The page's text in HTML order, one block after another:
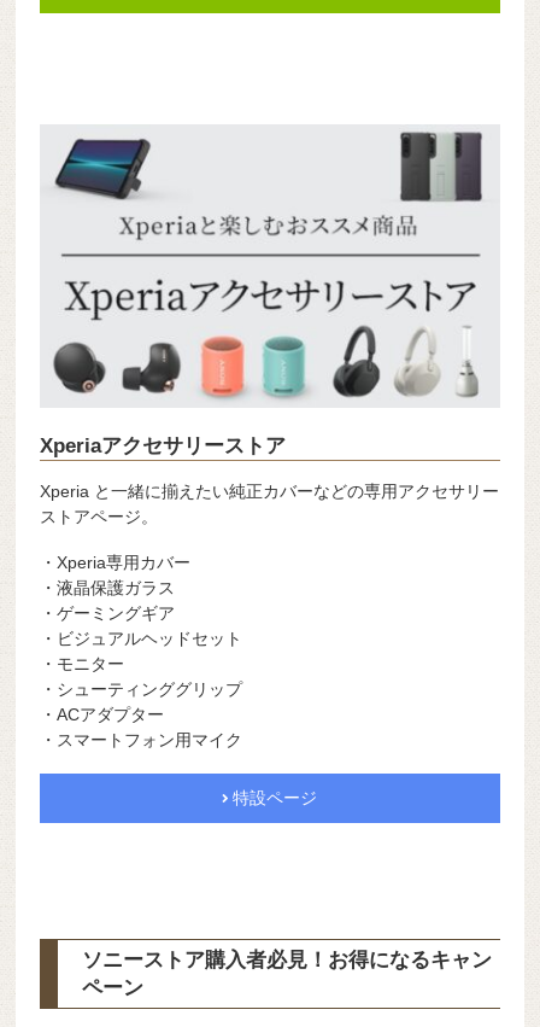
Xperiaアクセサリーストア
Xperia と一緒に揃えたい純正カバーなどの専用アクセサリー
ストアページ。
・Xperia専用カバー
・液晶保護ガラス
・ゲーミングギア
・ビジュアルヘッドセット
・モニター
・シューティンググリップ
・ACアダプター
・スマートフォン用マイク
特設ページ
ソニーストア購入者必見！お得になるキャン
ペーン